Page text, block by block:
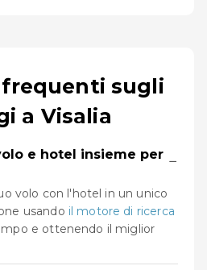
sugli
a Visalia
e hotel insieme per −
volo con l'hotel in un unico
usando il motore di ricerca
e ottenendo il miglior